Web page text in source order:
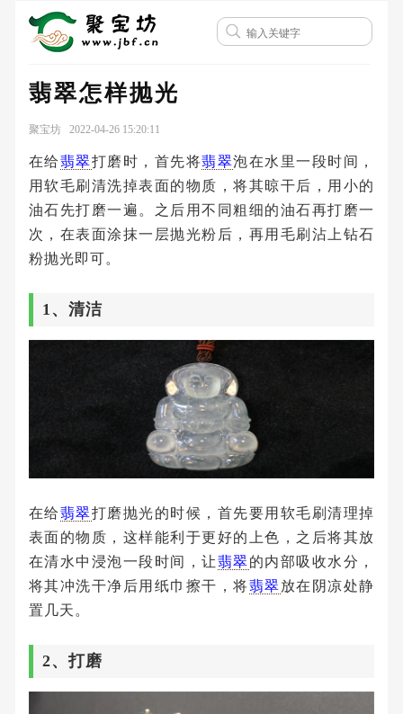
翡翠怎样抛光
聚宝坊 2022-04-26 15:20:11
在给翡翠打磨时，首先将翡翠泡在水里一段时间，
用软毛刷清洗掉表面的物质，将其晾干后，用小的
油石先打磨一遍。之后用不同粗细的油石再打磨一
次，在表面涂抹一层抛光粉后，再用毛刷沾上钻石
粉抛光即可。
1、清洁
在给翡翠打磨抛光的时候，首先要用软毛刷清理掉
表面的物质，这样能利于更好的上色，之后将其放
在清水中浸泡一段时间，让翡翠的内部吸收水分，
将其冲洗干净后用纸巾擦干，将翡翠放在阴凉处静
置几天。
2、打磨